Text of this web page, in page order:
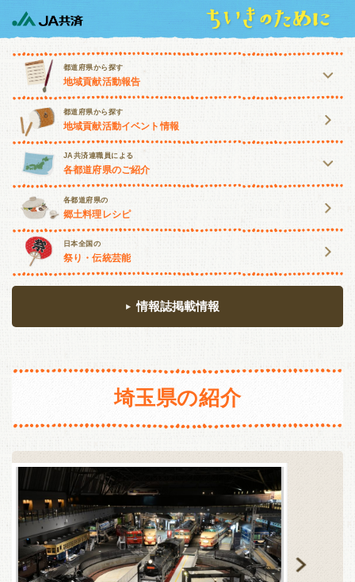
都道府県から探す
地域貢献活動報告
北海道 青森 岩手 宮城
秋田 山形
茨城 栃木 群馬 埼玉
千葉 東京
近畿
中国・四国
鳥取 島根 岡山
山口 徳島 香川 愛媛
都道府県から探す
地域貢献活動イベント情報
JA共済連職員による
各都道府県のご紹介
北海道 青森 岩手 宮城
秋田 山形
関東・甲信越
東海・北陸
静岡 愛知 三重
滋賀 京都 大阪
奈良 和歌山
各都道府県の
郷土料理レシピ
日本全国の
祭り・伝統芸能
情報誌掲載情報
埼玉県の紹介